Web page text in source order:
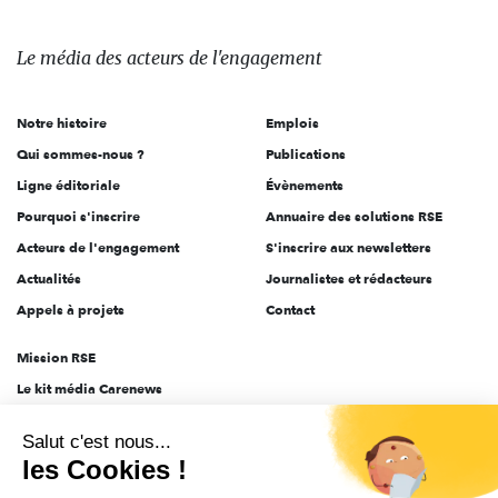
des
l'engagement
Le média des acteurs de l'engagement
Notre histoire
Qui sommes-nous ?
Ligne éditoriale
Pourquoi s'inscrire
Acteurs de l'engagement
Actualités
Appels à projets
Emplois
Publications
Évènements
Annuaire des solutions RSE
S'inscrire aux newsletters
Journalistes et rédacteurs
Contact
Mission RSE
Le kit média Carenews
AEF info
Novethic
Salut c'est nous...
les Cookies !